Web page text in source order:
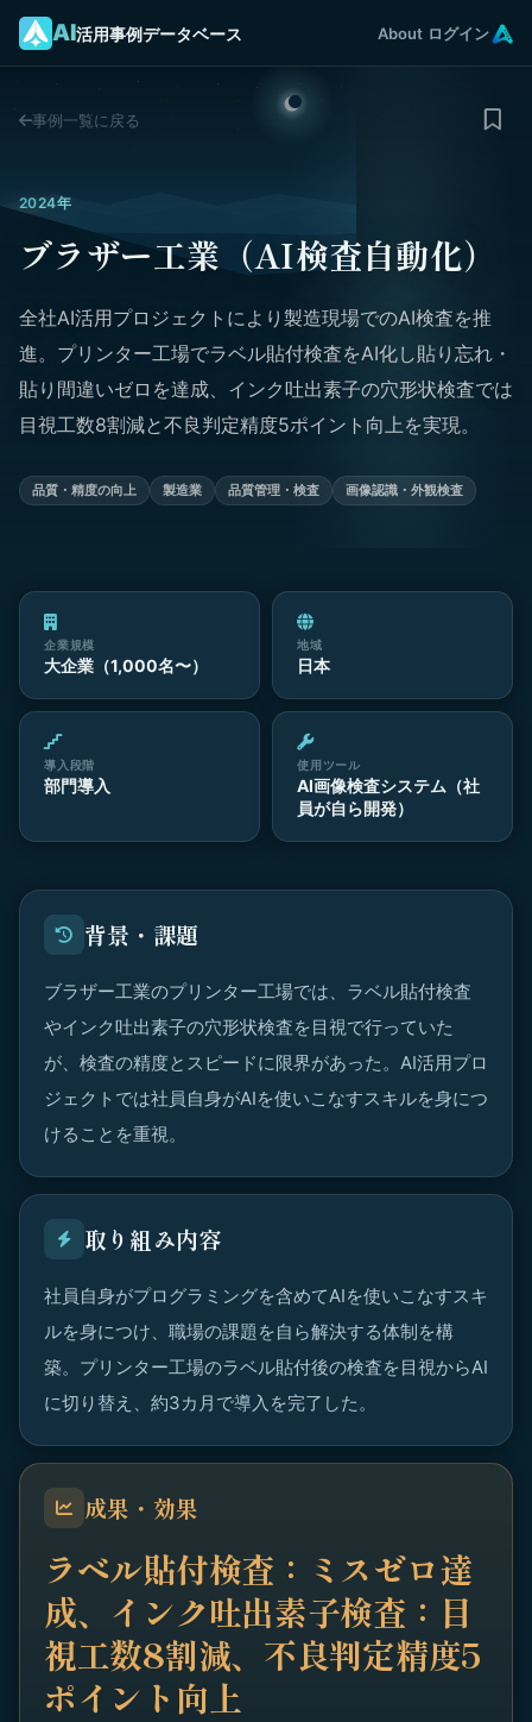
AI活用事例データベース About ログイン
事例一覧に戻る
2024年
ブラザー工業（AI検査自動化）
全社AI活用プロジェクトにより製造現場でのAI検査を推
進。プリンター工場でラベル貼付検査をAI化し貼り忘れ・
貼り間違いゼロを達成、インク吐出素子の穴形状検査では
目視工数8割減と不良判定精度5ポイント向上を実現。
品質・精度の向上 製造業 品質管理・検査 画像認識・外観検査
企業規模
大企業（1,000名〜）
地域
日本
導入段階
部門導入
使用ツール
AI画像検査システム（社
員が自ら開発）
背景・課題
ブラザー工業のプリンター工場では、ラベル貼付検査
やインク吐出素子の穴形状検査を目視で行っていた
が、検査の精度とスピードに限界があった。AI活用プロ
ジェクトでは社員自身がAIを使いこなすスキルを身につ
けることを重視。
取り組み内容
社員自身がプログラミングを含めてAIを使いこなすスキ
ルを身につけ、職場の課題を自ら解決する体制を構
築。プリンター工場のラベル貼付後の検査を目視からAI
に切り替え、約3カ月で導入を完了した。
成果・効果
ラベル貼付検査：ミスゼロ達
成、インク吐出素子検査：目
視工数8割減、不良判定精度5
ポイント向上